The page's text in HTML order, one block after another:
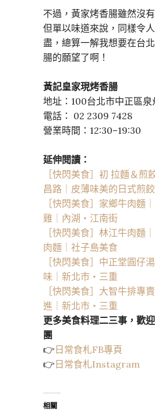
不過，黃家烤香腸雖然沒
但單以味道來說，同樣令
盡，總算一解我想要在台
腸的願望了啊！
黃記皇家現烤香腸
地址：100台北市中正區泉
電話： 02 2309 7428
營業時間：12:30–19:30
延伸閱讀：
［快閃美食］初 拉麵＆煎
昌路｜皮薄味美的日式煎餃
［快閃美食］家鄉牛肉麵
雞｜內湖・江南街
［快閃美食］林江牛肉麵
肉麵｜社子島美食
［快閃美食］中正堂圓仔
味｜新北市・三重
［快閃美食］大智牛排專
進｜新北市・三重
更多美食料理二三事，歡
團
👉 日常食札FB專頁
👉 日常食札Instagram
相關